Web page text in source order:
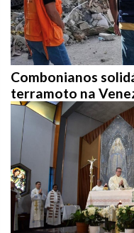
Combonianos
terramoto na